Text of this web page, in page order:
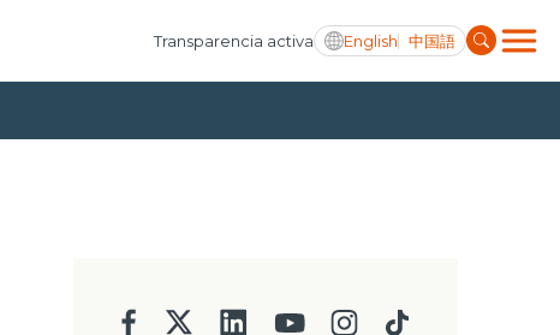
Transparencia activa English 中国語